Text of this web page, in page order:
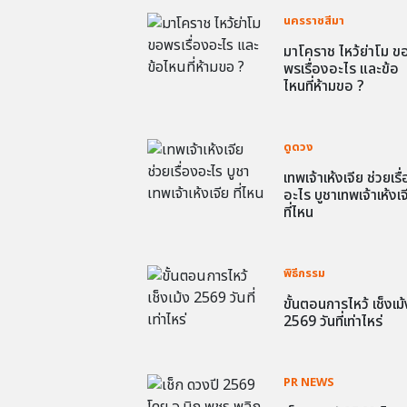
นครราชสีมา
มาโคราช ไหว้ย่าโม ข
พรเรื่องอะไร และข้อ
ไหนที่ห้ามขอ ?
ดูดวง
เทพเจ้าเห้งเจีย ช่วยเ
อะไร บูชาเทพเจ้าเห้งเ
ที่ไหน
พิธีกรรม
ขั้นตอนการไหว้ เช็งเ
2569 วันที่เท่าไหร่
PR NEWS